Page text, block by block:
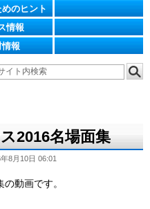
のヒント
情報
報
2016名場面集
8月10日 06:01
動画です。